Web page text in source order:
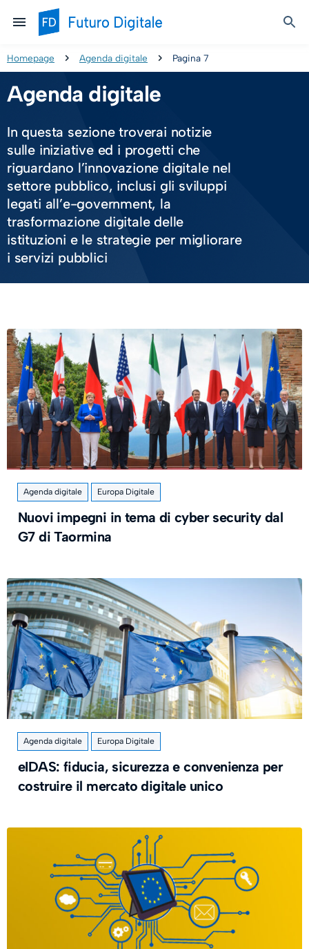
Homepage Agenda digitale Pagina 7
Agenda digitale
In questa sezione troverai notizie
sulle iniziative ed i progetti che
riguardano l’innovazione digitale nel
settore pubblico, inclusi gli sviluppi
legati all’e-government, la
trasformazione digitale delle
istituzioni e le strategie per migliorare
i servizi pubblici
Agenda digitale Europa Digitale
Nuovi impegni in tema di cyber security dal
G7 di Taormina
Agenda digitale Europa Digitale
eIDAS: fiducia, sicurezza e convenienza per
costruire il mercato digitale unico